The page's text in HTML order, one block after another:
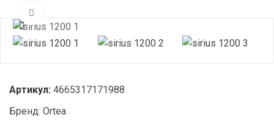
Артикул: 4665317171988
Бренд: Ortea